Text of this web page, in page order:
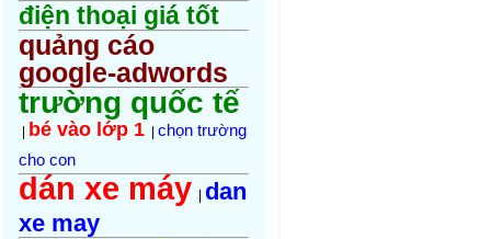
điện thoại giá tốt
quảng cáo
google-adwords
trường quốc tế
bé vào lớp 1
chọn trường
cho con
dán xe máy dan
xe may